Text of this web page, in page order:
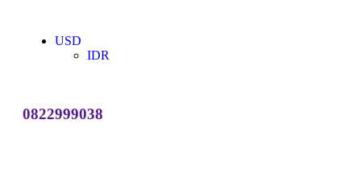
USD
IDR
0822999038